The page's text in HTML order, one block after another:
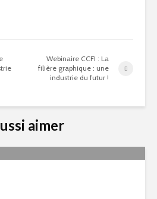
Webinaire CCFI : La
filière graphique : une
industrie du futur !
aimer